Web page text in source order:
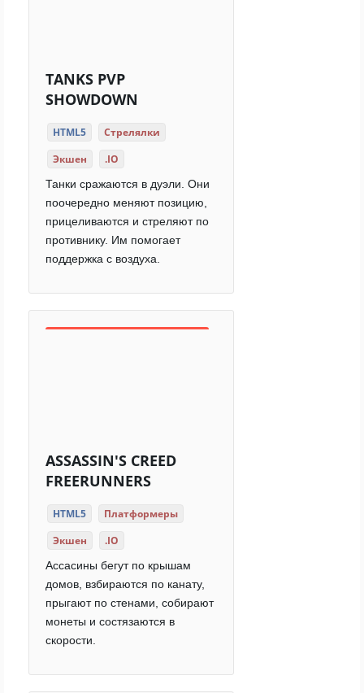
TANKS PVP
SHOWDOWN
HTML5
Стрелялки
Экшен
.IO
Танки сражаются в дуэли. Они
поочередно меняют позицию,
прицеливаются и стреляют по
противнику. Им помогает
поддержка с воздуха.
ASSASSIN'S CREED
FREERUNNERS
HTML5
Платформеры
Экшен
.IO
Ассасины бегут по крышам
домов, взбираются по канату,
прыгают по стенами, собирают
монеты и состязаются в
скорости.